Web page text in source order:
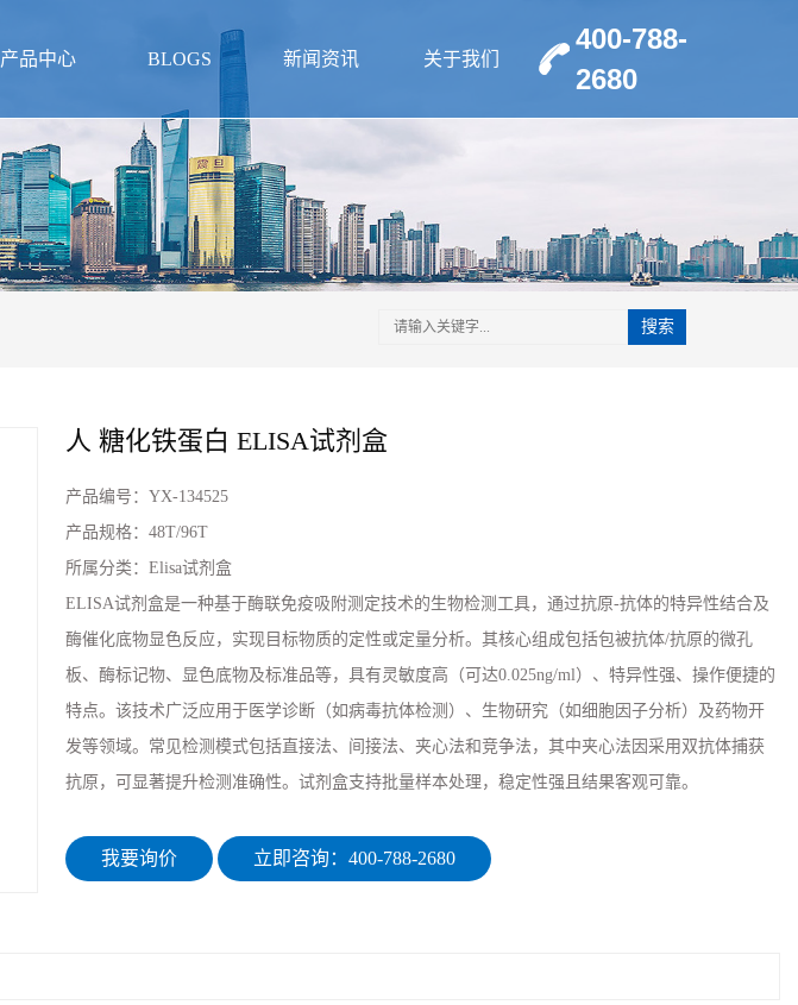
产品中心 BLOGS 新闻资讯 关于我们
400-788-
2680
搜索
人 糖化铁蛋白 ELISA试剂盒
产品编号： YX-134525
产品规格： 48T/96T
所属分类： Elisa试剂盒
ELISA试剂盒是一种基于酶联免疫吸附测定技术的生物检测工具，通过抗原-抗体的特异性结合及
酶催化底物显色反应，实现目标物质的定性或定量分析。其核心组成包括包被抗体/抗原的微孔
板、酶标记物、显色底物及标准品等，具有灵敏度高（可达0.025ng/ml）、特异性强、操作便捷的
特点。该技术广泛应用于医学诊断（如病毒抗体检测）、生物研究（如细胞因子分析）及药物开
发等领域。常见检测模式包括直接法、间接法、夹心法和竞争法，其中夹心法因采用双抗体捕获
抗原，可显著提升检测准确性。试剂盒支持批量样本处理，稳定性强且结果客观可靠。
我要询价 立即咨询：400-788-2680